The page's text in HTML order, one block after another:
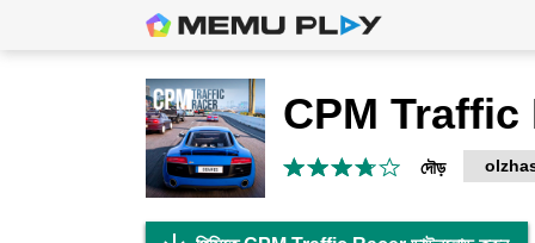
CPM Traffic
দৌড়